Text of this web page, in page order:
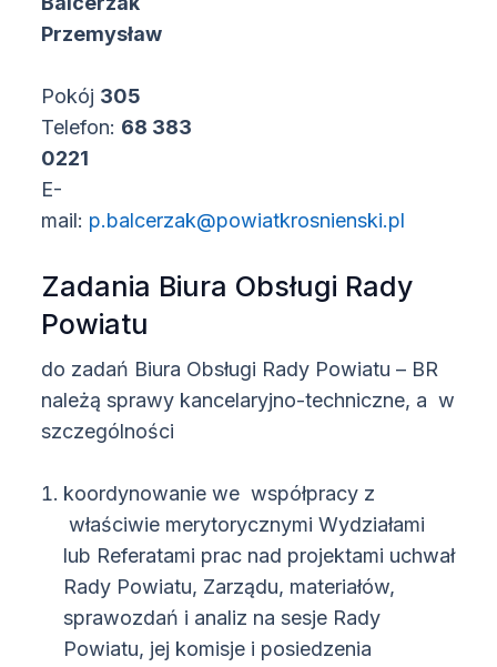
Przemysław
Pokój 305
Telefon: 68 383
0221
E-
mail: p.balcerzak@powiatkrosnienski.pl
Zadania Biura Obsługi Rady
Powiatu
do zadań Biura Obsługi Rady Powiatu – BR
należą sprawy kancelaryjno-techniczne, a w
szczególności
koordynowanie we współpracy z
właściwie merytorycznymi Wydziałami
lub Referatami prac nad projektami uchwał
Rady Powiatu, Zarządu, materiałów,
sprawozdań i analiz na sesje Rady
Powiatu, jej komisje i posiedzenia